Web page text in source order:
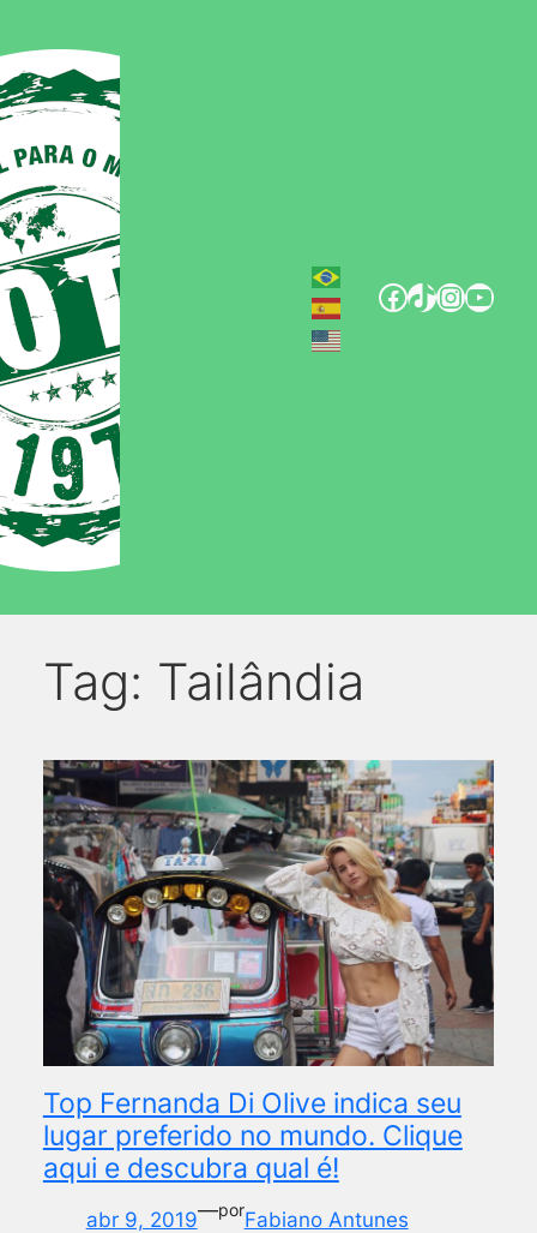
Tag: Tailândia
Top Fernanda Di Olive indica seu
lugar preferido no mundo. Clique
aqui e descubra qual é!
abr 9, 2019—porFabiano Antunes